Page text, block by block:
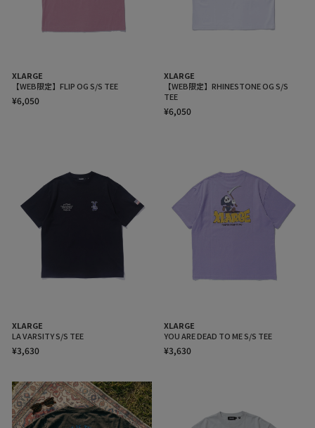
XLARGE
【WEB限定】FLIP OG S/S TEE
¥6,050
XLARGE
【WEB限定】RHINESTONE OG S/S
TEE
¥6,050
XLARGE
LA VARSITY S/S TEE
¥3,630
XLARGE
YOU ARE DEAD TO ME S/S TEE
¥3,630